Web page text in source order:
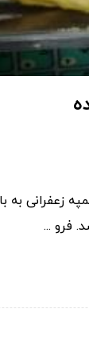
زعفرانی
فرو ...